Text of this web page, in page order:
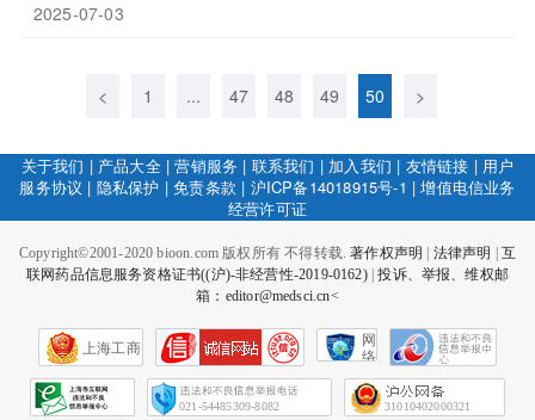
2025-07-03
< 1 ... 47 48 49 50 >
关于我们 | 产品大全|营销服务 | 联系我们 | 加入我们 | 友情链接 | 用户
服务协议 | 隐私保护 |免责条款 | 沪ICP备14018915号-1 |增值电信业务
经营许可证
Copyright©2001-2020 bioon.com 版权所有 不得转载.著作权声明 法律声明
互
联网药品信息服务资格证书((沪)-非经营性-2019-0162)|投诉、举报、维权邮
箱：editor@medsci.cn<
上海工商
网
络
会
征
021-54485309-8082 31010402000321